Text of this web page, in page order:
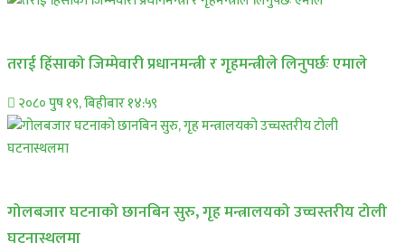
तराई हिंसाको जिम्मेवारी प्रधानमन्त्री र गृहमन्त्रीले लिनुपर्छः एमाले
२०८० पुष १९, बिहीबार १४:५९
गोलबजार घटनाको छानबिन सुरु, गृह मन्त्रालयको उच्चस्तरीय टोली
घटनास्थलमा